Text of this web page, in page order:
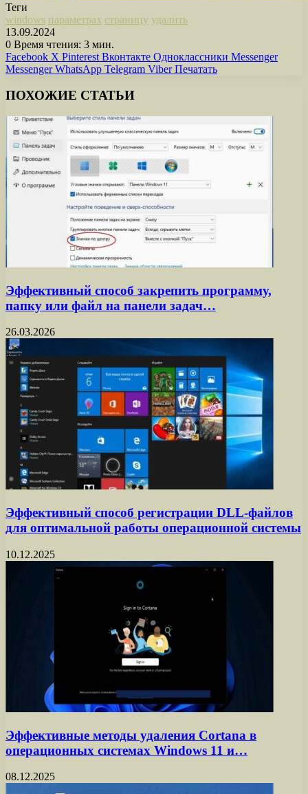
Теги
windows параметрах страницу удалить
13.09.2024
0 Время чтения: 3 мин.
Facebook X Pinterest Вконтакте Одноклассники Messenger
Messenger WhatsApp Telegram Viber Печатать
ПОХОЖИЕ СТАТЬИ
Эффективный способ закрепить программу,
папку или файл на панели задач…
26.03.2026
Эффективный способ регистрации DLL-файлов
для оптимальной работы операционной системы
10.12.2025
Эффективные методы удаления Cortana в
операционных системах Windows 11 и…
08.12.2025